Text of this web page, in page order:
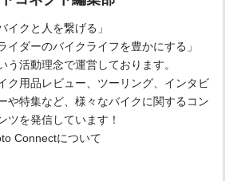
バイクと人を繋げる」
ライダーのバイクライフを豊かにする」
う活動理念で運営しております。
ク用品レビュー、ツーリング、インタビ
や特集など、様々なバイクに関するコン
ツを発信しています！
Connectについて